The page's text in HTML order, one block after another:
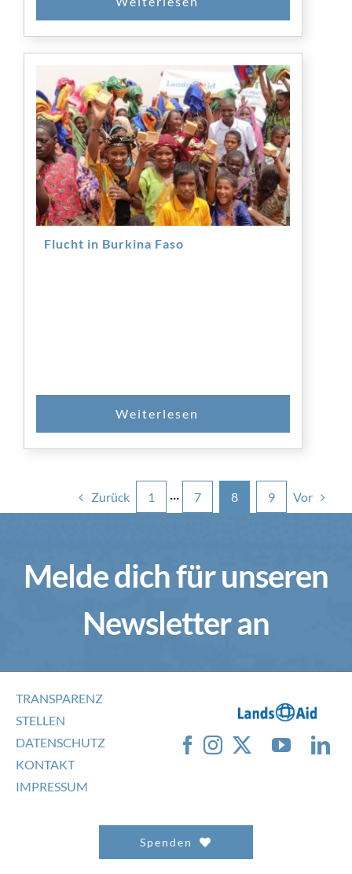
Flucht in Burkina Faso
Zurück 1 ··· 7 8 9 Vor
Melde dich für unseren
Newsletter an
TRANSPARENZ
STELLEN
DATENSCHUTZ
KONTAKT
IMPRESSUM
Spenden